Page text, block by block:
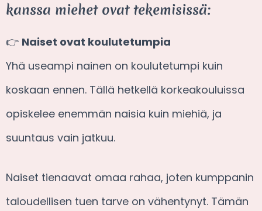
kanssa miehet ovat tekemisissä:
👉 Naiset ovat koulutetumpia
Yhä useampi nainen on koulutetumpi kuin
koskaan ennen. Tällä hetkellä korkeakouluissa
opiskelee enemmän naisia kuin miehiä, ja
suuntaus vain jatkuu.
Naiset tienaavat omaa rahaa, joten kumppanin
taloudellisen tuen tarve on vähentynyt. Tämän